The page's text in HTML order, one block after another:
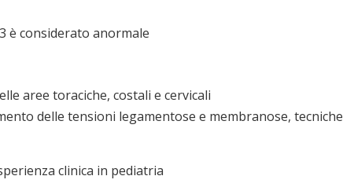
è considerato anormale
aree toraciche, costali e cervicali
delle tensioni legamentose e membranose, tecniche
clinica in pediatria